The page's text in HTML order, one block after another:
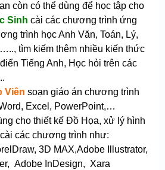
còn có thể dùng để học tập cho
Sinh cài các chương trình ứng
trình học Anh Văn, Toán, Lý,
tìm kiếm thêm nhiều kiến thức
Tiếng Anh, Học hỏi trên các
Viên soạn giáo án chương trình
Excel, PowerPoint,…
cho thiết kế Đồ Họa, xử lý hình
các chương trình như:
3D MAX,Adobe Illustrator,
Adobe InDesign, Xara